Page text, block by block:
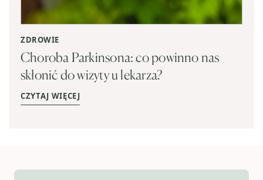
ZDROWIE
Choroba Parkinsona: co powinno nas
skłonić do wizyty u lekarza?
CZYTAJ WIĘCEJ